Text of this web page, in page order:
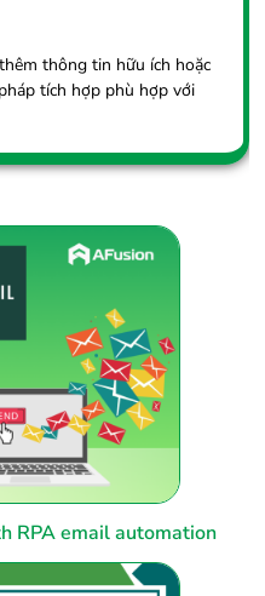
thông tin hữu ích hoặc
tích hợp phù hợp với
RPA email automation